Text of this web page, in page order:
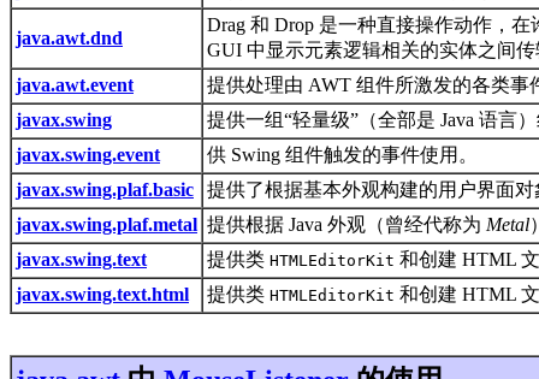
java.awt.dnd
Drag 和 Drop 是一种直接操作动作，
GUI 中显示元素逻辑相关的实体之间
java.awt.event
提供处理由 AWT 组件所激发的各类
javax.swing
提供一组“轻量级”（全部是 Java 语言
javax.swing.event
供 Swing 组件触发的事件使用。
javax.swing.plaf.basic
提供了根据基本外观构建的用户界面
javax.swing.plaf.metal 提供根据 Java 外观（曾经代称为 Metal
javax.swing.text
提供类 HTMLEditorKit 和创建 HTML
javax.swing.text.html
提供类 HTMLEditorKit 和创建 HTML